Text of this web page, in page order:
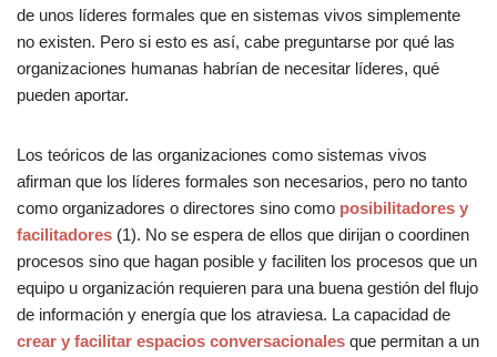
de unos líderes formales que en sistemas vivos simplemente
no existen. Pero si esto es así, cabe preguntarse por qué las
organizaciones humanas habrían de necesitar líderes, qué
pueden aportar.
Los teóricos de las organizaciones como sistemas vivos
afirman que los líderes formales son necesarios, pero no tanto
como organizadores o directores sino como posibilitadores y
facilitadores (1). No se espera de ellos que dirijan o coordinen
procesos sino que hagan posible y faciliten los procesos que un
equipo u organización requieren para una buena gestión del flujo
de información y energía que los atraviesa. La capacidad de
crear y facilitar espacios conversacionales que permitan a un